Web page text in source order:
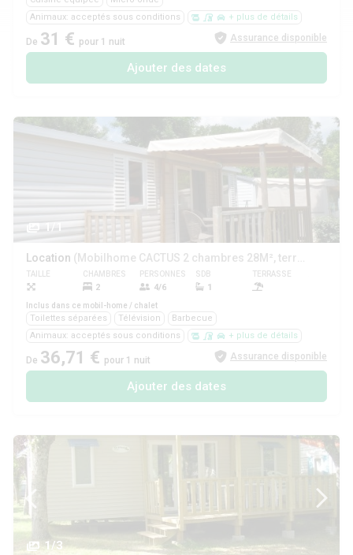
Animaux: acceptés sous conditions
+ plus de détails
De 31 € pour 1 nuit Assurance disponible
Ajouter des dates
1/1
Location (Mobilhome CACTUS 2 chambres 28M², terrasse couverte)
TAILLE CHAMBRES
2
PERSONNES
4/6
SDB
1
TERRASSE
Inclus dans ce mobil-home / chalet
Toilettes séparées Télévision
Barbecue
Animaux: acceptés sous conditions
+ plus de détails
De 36,71 € pour 1 nuit Assurance disponible
Ajouter des dates
1/3